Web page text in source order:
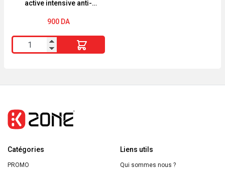
400mlactive intensive anti-
900 DA
quantité
de
active
intensive
blackhead
Catégories
PROMO
Liens utils
Qui sommes nous ?